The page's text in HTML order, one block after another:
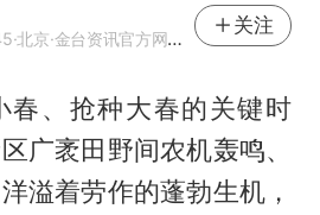
·北京·金台资讯官方网易号
关注
春、抢种大春的关键时
广袤田野间农机轰鸣、
溢着劳作的蓬勃生机，